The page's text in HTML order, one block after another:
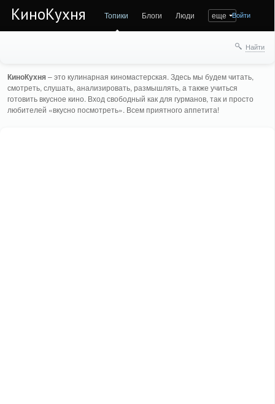
КиноКухня Топики Блоги Люди еще Войти
Найти
КиноКухня– это кулинарная киномастерская. Здесь мы будем читать,
смотреть, слушать, анализировать, размышлять, а также учиться
готовить вкусное кино. Вход свободный как для гурманов, так и просто
любителей «вкусно посмотреть». Всем приятного аппетита!